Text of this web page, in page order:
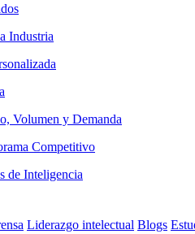
Industria
Volumen y Demanda
Competitivo
de Inteligencia
Liderazgo intelectual Blogs